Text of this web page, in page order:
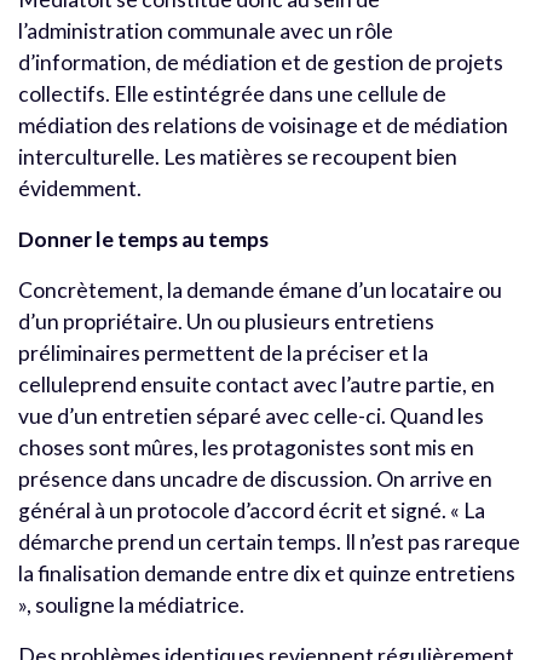
l’administration communale avec un rôle
d’information, de médiation et de gestion de projets
collectifs. Elle estintégrée dans une cellule de
médiation des relations de voisinage et de médiation
interculturelle. Les matières se recoupent bien
évidemment.
Donner le temps au temps
Concrètement, la demande émane d’un locataire ou
d’un propriétaire. Un ou plusieurs entretiens
préliminaires permettent de la préciser et la
celluleprend ensuite contact avec l’autre partie, en
vue d’un entretien séparé avec celle-ci. Quand les
choses sont mûres, les protagonistes sont mis en
présence dans uncadre de discussion. On arrive en
général à un protocole d’accord écrit et signé. « La
démarche prend un certain temps. Il n’est pas rareque
la finalisation demande entre dix et quinze entretiens
», souligne la médiatrice.